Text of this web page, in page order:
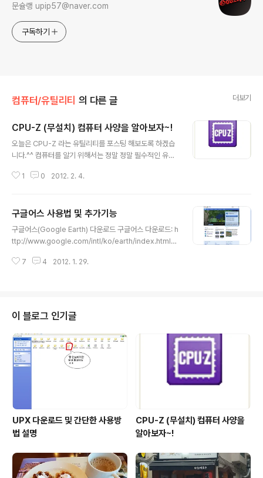
문슐랭 upip57@naver.com
구독하기
컴퓨터/유틸리티 의 다른 글 더보기
CPU-Z (무설치) 컴퓨터 사양을 알아보자~!
오늘은 CPU-Z 라는 유틸리티를 포스팅 해보도록 하겠습
니다.^^ 컴퓨터를 알기 위해서는 정말 정말 필수적인 유틸
습니다. CPU-Z 사용법 다운을 받게 되시면 위와 같은 아
나?) 실행되는 순간 가장 먼저 볼수 있는 CPU 탭입니다 이
탭이서는 CPU 에 관한 세부사항을 알아 볼 수 있는 탭입니
다. (인텔에서 제조했나 보군요.ㅎ 정말 감사할 따름입니
부사항을 알려주겠죠.! 딱히 필요는 없을 것으로 보입니다.
1 0 2012. 2. 4.
구글어스 사용법 및 추가기능
구글어스(Google Earth) 다운로드 구글어스 다운로드: h
ttp://www.google.com/intl/ko/earth/index.html
드 받으 실수가 있습니다. 구글어스 소개 및 사용법 구글어
글어스 빠른 이동 빠른 이름으로 위치를 찾을수 있습니다.
실험으로 제가 거주하고 있는 울산광역시를 빠르게 찾아
가보도록 하겠습니다.^^ 이런식으로 울산광역시로 바로 찾
아 가게 됩니다. 이제 지역정보 검색 란으로 가보겠습니다.
구글어스 지역정보 검색 지역정보 검색이란 한 지역 안에
서 관..
7 4 2012. 1. 29.
이 블로그 인기글
UPX 다운로드 및 간단한 사용방
법 설명
CPU-Z (무설치) 컴퓨터 사양을
알아보자~!